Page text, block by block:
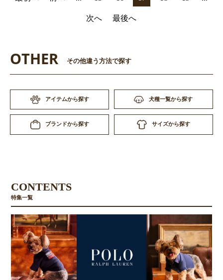
次へ 最後へ
OTHER その他違う方法で探す
アイテムから探す 犬種一覧から探す
ブランドから探す サイズから探す
CONTENTS
特集一覧